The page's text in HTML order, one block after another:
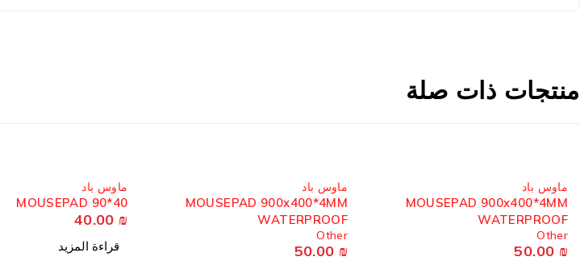
منتجات ذات صلة
ماوس باد
MOUSEPAD 900x400*4MM
WATERPROOF
Other
50.00 ₪
ماوس باد
MOUSEPAD 900x400*4MM
WATERPROOF
Other
50.00 ₪
ماوس باد
MOUSEPAD 90*40
40.00 ₪
قراءة المزيد